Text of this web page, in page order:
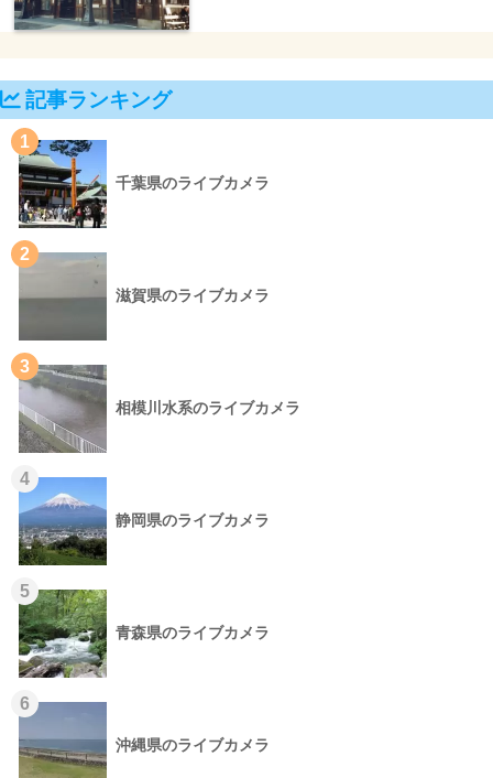
記事ランキング
1
千葉県のライブカメラ
2
滋賀県のライブカメラ
3
相模川水系のライブカメラ
4
静岡県のライブカメラ
5
青森県のライブカメラ
6
沖縄県のライブカメラ